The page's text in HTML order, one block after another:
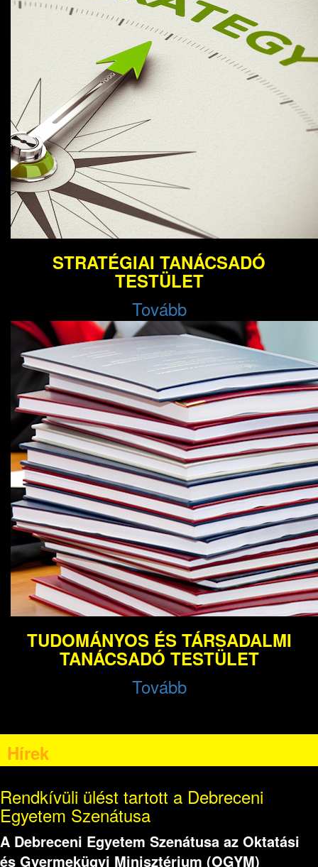
STRATÉGIAI TANÁCSADÓ
TESTÜLET
Tovább
TUDOMÁNYOS ÉS TÁRSADALMI
TANÁCSADÓ TESTÜLET
Tovább
Hírek
Rendkívüli ülést tartott a Debreceni
Egyetem Szenátusa
A Debreceni Egyetem Szenátusa az Oktatási
és Gyermekügyi Minisztérium (OGYM)